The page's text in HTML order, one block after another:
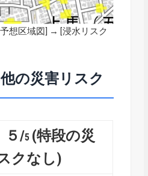
想区域図] → [浸水リスク
の災害リスク
５/5 (特段の災
クなし)